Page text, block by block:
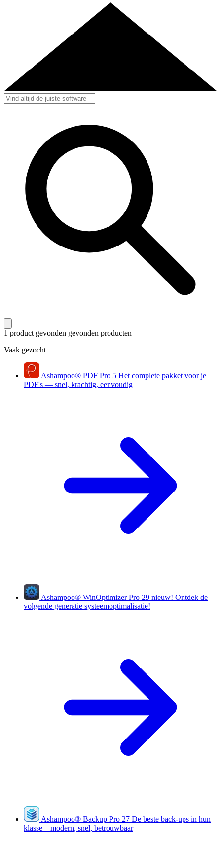
1 product gevonden gevonden producten
Vaak gezocht
Ashampoo® PDF Pro 5 Het complete pakket voor je
PDF's — snel, krachtig, eenvoudig
Ashampoo® WinOptimizer Pro 29 nieuw! Ontdek de
volgende generatie systeemoptimalisatie!
Ashampoo® Backup Pro 27 De beste back-ups in hun
klasse – modern, snel, betrouwbaar